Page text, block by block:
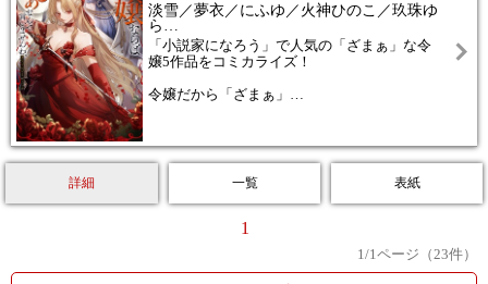
淡雪／夢衣／にふゆ／火神ひのこ／玖珠ゆ
ら…
「小説家になろう」で人気の「ざまぁ」な令
嬢5作品をコミカライズ！
令嬢だから「ざまぁ」 …
詳細 一覧 表紙
1
1/1ページ（23件）